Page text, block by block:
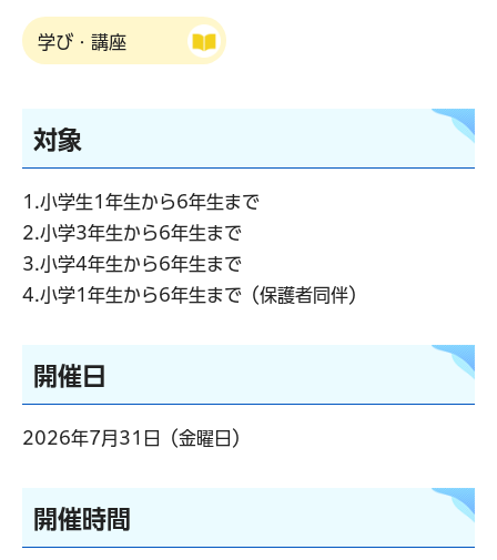
学び・講座
対象
1.小学生1年生から6年生まで
2.小学3年生から6年生まで
3.小学4年生から6年生まで
4.小学1年生から6年生まで（保護者同伴）
開催日
2026年7月31日（金曜日）
開催時間